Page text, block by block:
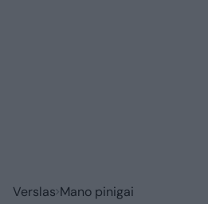
Verslas Mano pinigai